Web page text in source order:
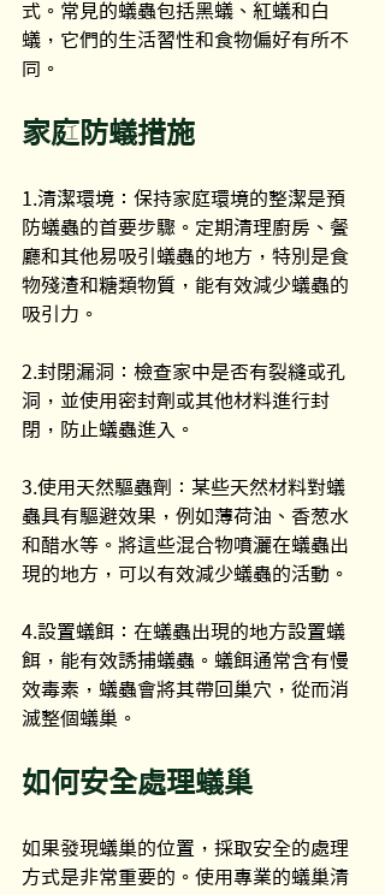
式。常見的蟻蟲包括黑蟻、紅蟻和白
蟻，它們的生活習性和食物偏好有所不
同。
家庭防蟻措施
1.清潔環境：保持家庭環境的整潔是預
防蟻蟲的首要步驟。定期清理廚房、餐
廳和其他易吸引蟻蟲的地方，特別是食
物殘渣和糖類物質，能有效減少蟻蟲的
吸引力。
2.封閉漏洞：檢查家中是否有裂縫或孔
洞，並使用密封劑或其他材料進行封
閉，防止蟻蟲進入。
3.使用天然驅蟲劑：某些天然材料對蟻
蟲具有驅避效果，例如薄荷油、香葱水
和醋水等。將這些混合物噴灑在蟻蟲出
現的地方，可以有效減少蟻蟲的活動。
4.設置蟻餌：在蟻蟲出現的地方設置蟻
餌，能有效誘捕蟻蟲。蟻餌通常含有慢
效毒素，蟻蟲會將其帶回巢穴，從而消
滅整個蟻巢。
如何安全處理蟻巢
如果發現蟻巢的位置，採取安全的處理
方式是非常重要的。使用專業的蟻巢清